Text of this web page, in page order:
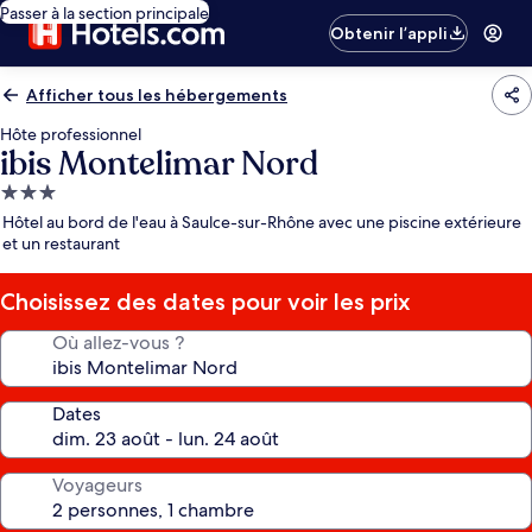
Passer à la section principale
Obtenir l’appli
Afficher tous les hébergements
Hôte professionnel
ibis Montelimar Nord
Hébergement
3.0 étoiles
Hôtel au bord de l'eau à Saulce-sur-Rhône avec une piscine extérieure
et un restaurant
Choisissez des dates pour voir les prix
Où allez-vous ?
Dates
Voyageurs